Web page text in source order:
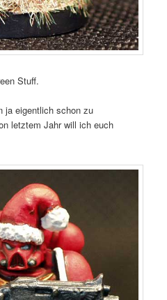
Stuff.
ja eigentlich schon zu
letztem Jahr will ich euch